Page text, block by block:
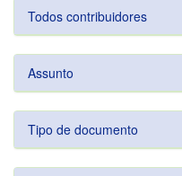
Todos contribuidores
Assunto
Tipo de documento